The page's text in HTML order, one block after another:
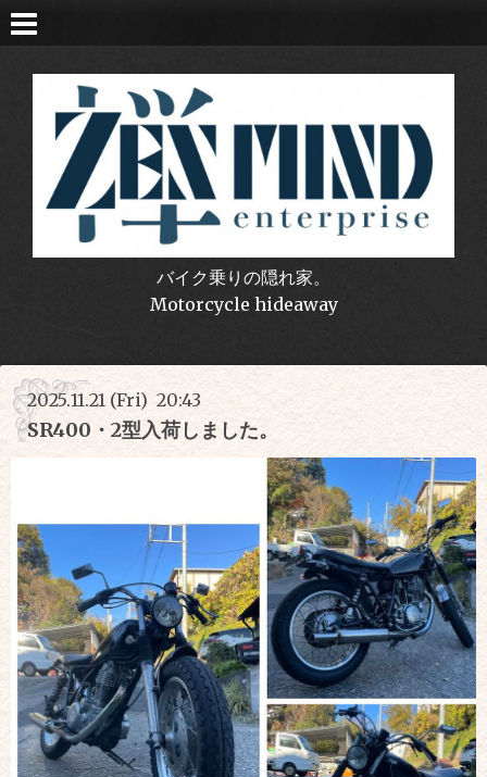
バイク乗りの隠れ家。
Motorcycle hideaway
2025.11.21 (Fri) 20:43
SR400・2型入荷しました。